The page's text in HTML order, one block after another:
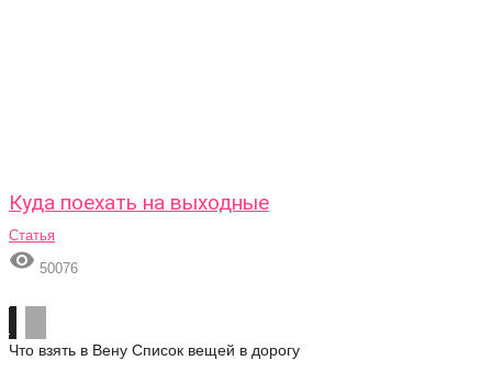
Куда поехать на выходные
Статья
 50076
Что взять в Вену Список вещей в дорогу